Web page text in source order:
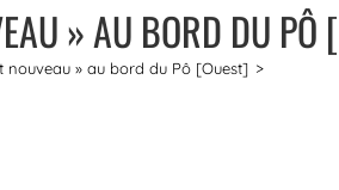
» AU BORD DU PÔ
nouveau » au bord du Pô [Ouest] >